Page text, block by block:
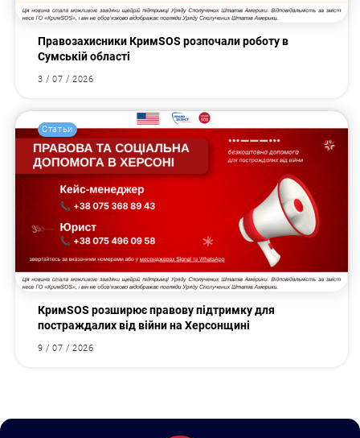
Правозахисники КримSOS розпочали роботу в
Сумській області
3 / 07 / 2026
Статьи
КримSOS розширює правову підтримку для
постраждалих від війни на Херсонщині
9 / 07 / 2026